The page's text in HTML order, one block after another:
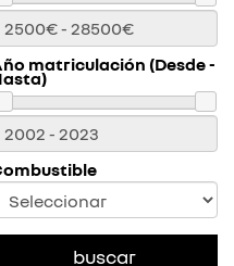
matriculación (Desde -